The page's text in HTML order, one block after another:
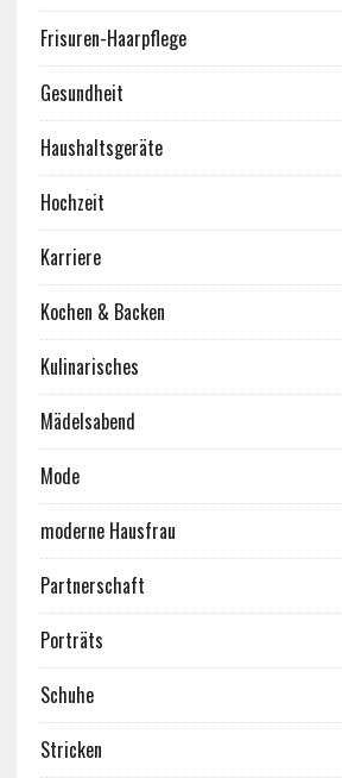
Frisuren-Haarpflege
Gesundheit
Haushaltsgeräte
Hochzeit
Karriere
Kochen & Backen
Kulinarisches
Mädelsabend
Mode
moderne Hausfrau
Partnerschaft
Porträts
Schuhe
Stricken